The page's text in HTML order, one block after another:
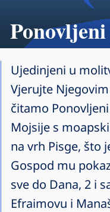
Ujedinjeni u
Vjerujte
čitamo
Mojsije s
na vrh Pisge, što
Gospod mu
sve do Dana, 2 i
Efraimovu i